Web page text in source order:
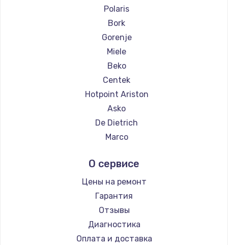
Ремонт кофемашин Astoria
Ремонт кофемашин JVC
Ремонт кофемашин Ariston
Ремонт кофемашин Grundig
Ремонт кофемашин ROCKET MOZZAFIATO
Ремонт кофемашин Vivitek
Ремонт кофемашин Thomson
Ремонт кофемашин Hisense
Ремонт кофемашин DELTA
Ремонт кофемашин Tefal
Ремонт кофемашин RED solution
Ремонт кофемашин Bravilor Bonamat
Ремонт кофемашин Vard
Ремонт кофемашин Tuvio
Ремонт кофемашин Carrera
Ремонт кофемашин Supra
Polaris
Bork
Gorenje
Miele
Beko
Centek
Hotpoint Ariston
Asko
De Dietrich
Marco
Jura
Olympia
Saeco
La Cimbali
WMF
Yamaguchi
О сервисе
Цены на ремонт
Гарантия
Отзывы
Диагностика
Оплата и доставка